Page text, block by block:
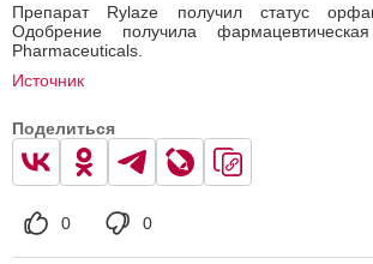
Препарат Rylaze получил статус
Одобрение получила
Pharmaceuticals.
Источник
Поделиться
0 0